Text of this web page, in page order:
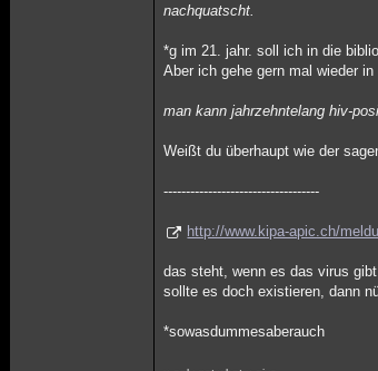
nachquatscht.
*g im 21. jahr. soll ich in die
Aber ich gehe gern mal wieder
man kann jahrzehntelang hiv-
Weißt du überhaupt wie der
-----------------------------------
http://www.kipa-apic.ch/
das steht, wenn es das virus
sollte es doch existieren, dann
*sowasdummesaberauch